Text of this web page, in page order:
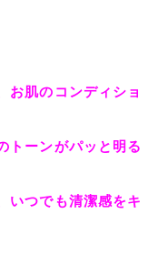
お肌のコンディショ
トーンがパッと明る
いつでも清潔感をキ